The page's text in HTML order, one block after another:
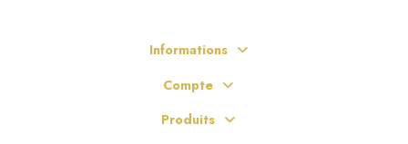
Informations
Compte
Produits